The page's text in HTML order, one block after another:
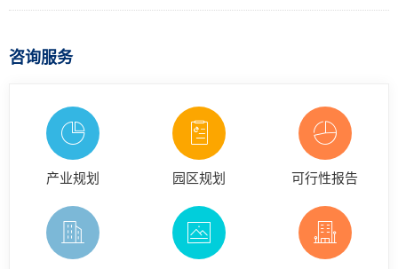
咨询服务
产业规划 园区规划 可行性报告